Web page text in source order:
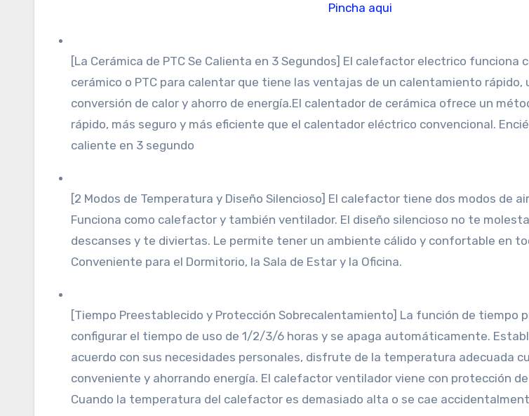
Pincha aqui
[La Cerámica de PTC Se Calienta en 3 Segundos] El calefactor electrico funciona
cerámico o PTC para calentar que tiene las ventajas de un calentamiento rápido,
conversión de calor y ahorro de energía.El calentador de cerámica ofrece un
rápido, más seguro y más eficiente que el calentador eléctrico convencional.
caliente en 3 segundo
[2 Modos de Temperatura y Diseño Silencioso] El calefactor tiene dos modos de
Funciona como calefactor y también ventilador. El diseño silencioso no te
descanses y te diviertas. Le permite tener un ambiente cálido y confortable en
Conveniente para el Dormitorio, la Sala de Estar y la Oficina.
[Tiempo Preestablecido y Protección Sobrecalentamiento] La función de tiempo
configurar el tiempo de uso de 1/2/3/6 horas y se apaga automáticamente.
acuerdo con sus necesidades personales, disfrute de la temperatura adecuada
conveniente y ahorrando energía. El calefactor ventilador viene con protección
Cuando la temperatura del calefactor es demasiado alta o se cae